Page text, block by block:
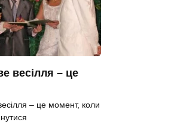
весілля – це
– це момент, коли